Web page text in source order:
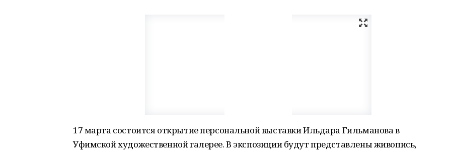
17 марта состоится открытие персональной выставки Ильдара Гильманова в
Уфимской художественной галерее. В экспозиции будут представлены живопись,